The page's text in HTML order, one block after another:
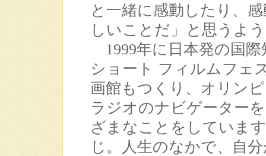
と一緒に感動したり、
しいことだ」と思うよ
1999年に日本発の国
ショート フィルムフェ
画館もつくり、オリン
ラジオのナビゲーター
ざまなことをしていま
じ。人生のなかで、自